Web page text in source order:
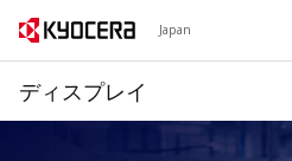
Japan
ディスプレイ